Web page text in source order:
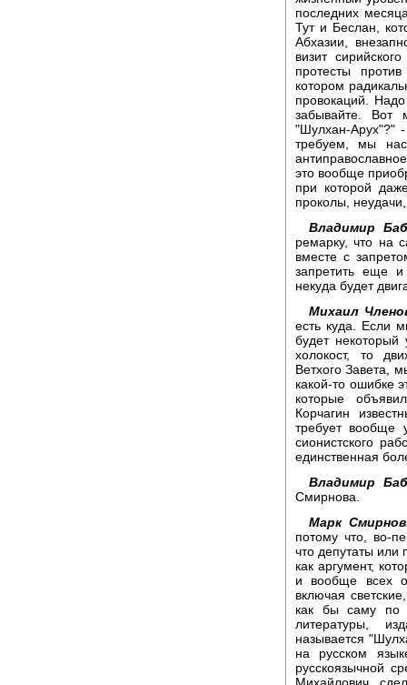
последних
Тут и Беслан,
Абхазии,
визит
протесты
котором
провокаций.
забывайте.
"Шулхан-Арух"?"
требуем, мы
это вообще
при которой
проколы,
Владимир
ремарку, что на
вместе с
запретить еще
некуда будет
Михаил
есть куда. Если
будет
холокост, то
Ветхого Завета,
какой-то ошибке
которые
Корчагин
требует вообще
сионистского
единственная
Владимир
Смирнова.
Марк
потому что, во-
что депутаты или
как аргумент,
и вообще всех
включая
как бы саму по
литературы,
называется
на русском
русскоязычной
Михайлович,